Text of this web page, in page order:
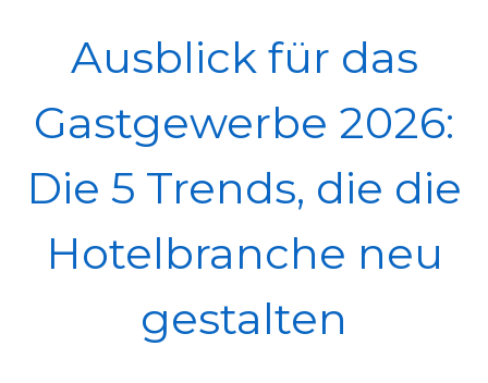
Ausblick für das
Gastgewerbe 2026:
Die 5 Trends, die die
Hotelbranche neu
gestalten